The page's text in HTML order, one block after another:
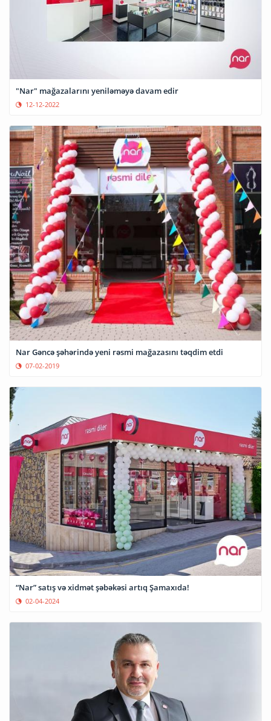
"Nar" mağazalarını yeniləməyə davam edir
12-12-2022
Nar Gəncə şəhərində yeni rəsmi mağazasını təqdim etdi
07-02-2019
“Nar” satış və xidmət şəbəkəsi artıq Şamaxıda!
02-04-2024